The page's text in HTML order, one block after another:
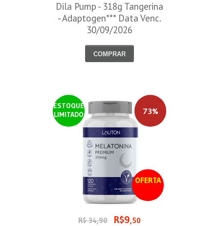
Dila Pump - 318g Tangerina
- Adaptogen*** Data Venc.
30/09/2026
COMPRAR
ESTOQUE
LIMITADO
OFERTA
73%
R$ 34,90 R$9,50